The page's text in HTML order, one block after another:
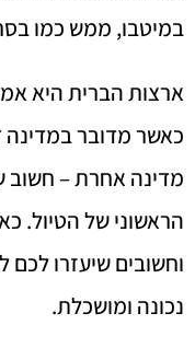
במיטבו, ממש כמו
ארצות הברית היא
כאשר מדובר במדינה
מדינה אחרת – חשוב
הראשוני של הטיול.
וחשובים שיעזרו
נכונה ומושכלת.